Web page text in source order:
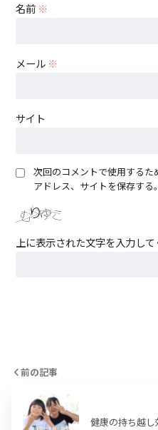
名前 ※
メール ※
サイト
次回のコメントで使用する
アドレス、サイトを保存する。
上に表示された文字を入力して
前の記事
健康の持ち越し